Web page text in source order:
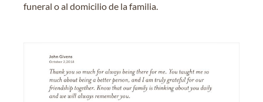
funeral o al domicilio de la familia.